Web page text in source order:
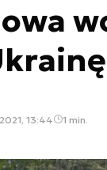
13:44 1 min.